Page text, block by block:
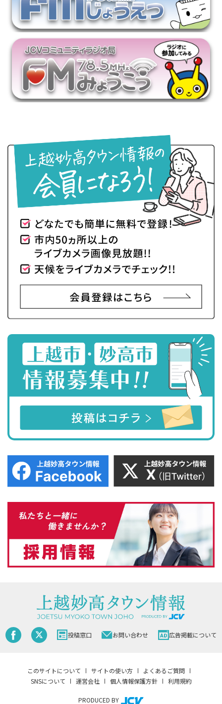
投稿窓口 お問い合わせ 広告掲載について
このサイトについて サイトの使い方
よくあるご質問
SNSについて
運営会社 個人情報保護方針 利用規約
PRODUCED BY